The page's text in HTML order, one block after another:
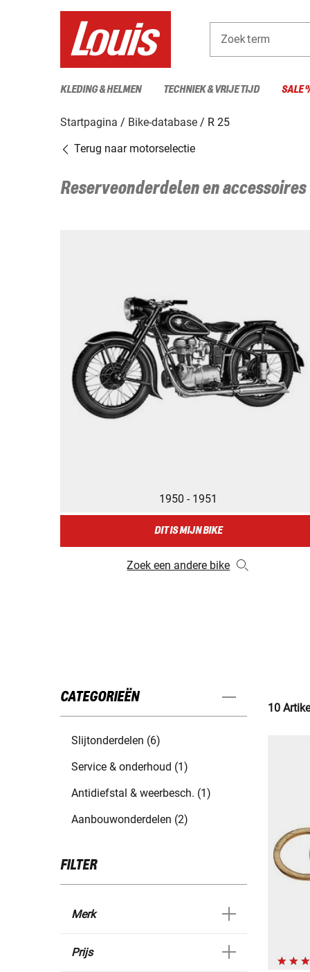
Zoekterm
KLEDING & HELMEN TECHNIEK & VRIJE TIJD SALE
Startpagina Bike-database
R 25
Terug naar motorselectie
Reserveonderdelen en
1950 - 1951
DIT IS MIJN BIKE
Zoek een andere bike
CATEGORIEËN
Slijtonderdelen (6)
Service & onderhoud (1)
Antidiefstal & weerbesch. (1)
Aanbouwonderdelen (2)
FILTER
Merk
Prijs
10